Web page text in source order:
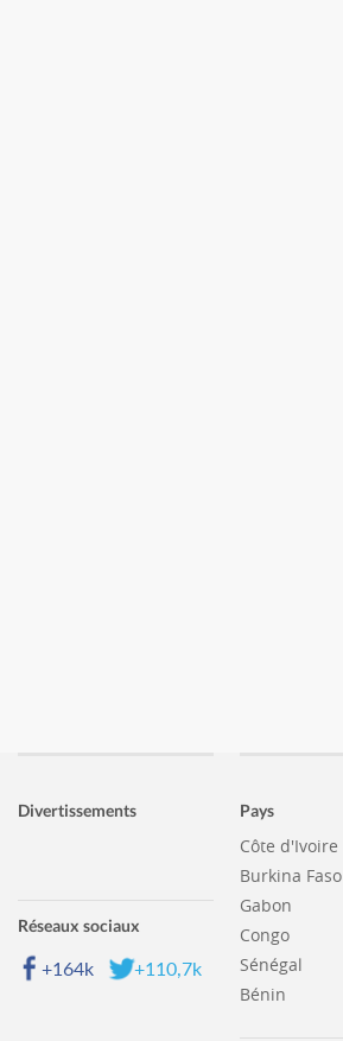
Divertissements
Réseaux sociaux
+164k +110,7k
Pays
Côte d'Ivoire
Burkina Faso
Gabon
Congo
Sénégal
Bénin